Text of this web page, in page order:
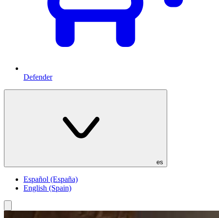
Defender
es
Español (España)
English (Spain)
Toggle